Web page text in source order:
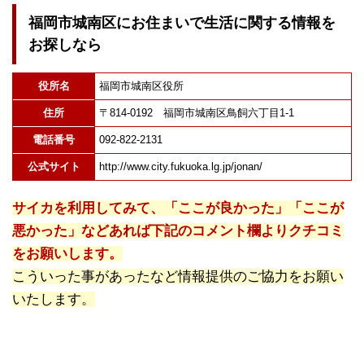
福岡市城南区にお住まいで生活に関する情報を
お探しなら
役所名 福岡市城南区役所
住所 〒814-0192 福岡市城南区鳥飼六丁目1-1
電話番号 092-822-2131
公式サイト http://www.city.fukuoka.lg.jp/jonan/
サイカを利用してみて、「ここが良かった」「ここが
悪かった」などあれば下記のコメント欄よりクチコミ
をお願いします。
こういった事があったなど情報提供のご協力をお願い
いたします。